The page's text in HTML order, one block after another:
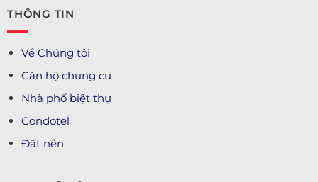
THÔNG TIN
Về Chúng tôi
Căn hộ chung cư
Nhà phố biệt thự
Condotel
Đất nền